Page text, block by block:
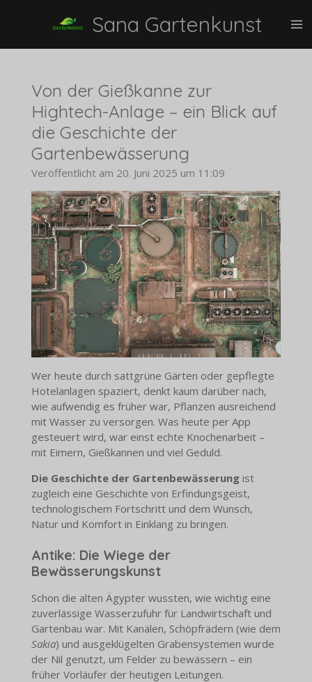
Hauptinhalt
Sana Gartenkunst
Von der Gießkanne zur
Hightech-Anlage – ein Blick auf
die Geschichte der
Gartenbewässerung
Veröffentlicht am 20. Juni 2025 um 11:09
Wer heute durch sattgrüne Gärten oder gepflegte
Hotelanlagen spaziert, denkt kaum darüber nach,
wie aufwendig es früher war, Pflanzen ausreichend
mit Wasser zu versorgen. Was heute per App
gesteuert wird, war einst echte Knochenarbeit –
mit Eimern, Gießkannen und viel Geduld.
Die Geschichte der Gartenbewässerungist
zugleich eine Geschichte von Erfindungsgeist,
technologischem Fortschritt und dem Wunsch,
Natur und Komfort in Einklang zu bringen.
Antike: Die Wiege der
Bewässerungskunst
Schon die alten Ägypter wussten, wie wichtig eine
zuverlässige Wasserzufuhr für Landwirtschaft und
Gartenbau war. Mit Kanälen, Schöpfrädern (wie dem
Sakia) und ausgeklügelten Grabensystemen wurde
der Nil genutzt, um Felder zu bewässern – ein
früher Vorläufer der heutigen Leitungen.